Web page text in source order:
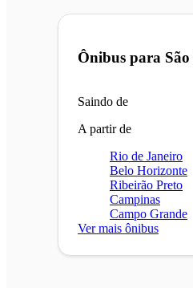
Ônibus para
Saindo de
A partir de
Rio de Janeiro
Belo Horizonte
Ribeirão Preto
Campinas
Campo Grande
Ver mais ônibus